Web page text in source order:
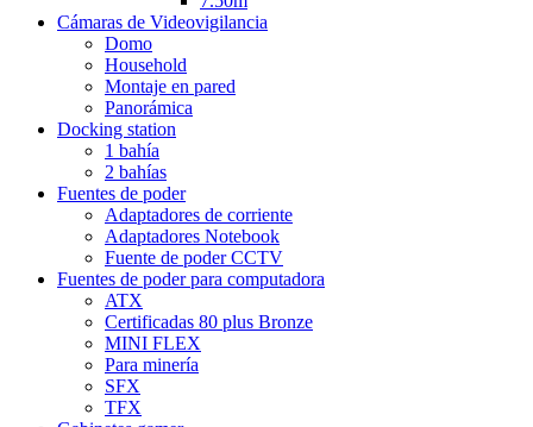
Cámaras de Videovigilancia
Domo
Household
Montaje en pared
Panorámica
Docking station
1 bahía
2 bahías
Fuentes de poder
Adaptadores de corriente
Adaptadores Notebook
Fuente de poder CCTV
Fuentes de poder para computadora
ATX
Certificadas 80 plus Bronze
MINI FLEX
Para minería
SFX
TFX